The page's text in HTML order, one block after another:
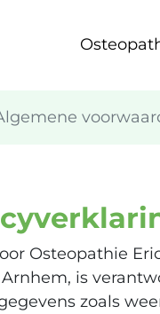
Osteopathie
Arnhem, is
zoals